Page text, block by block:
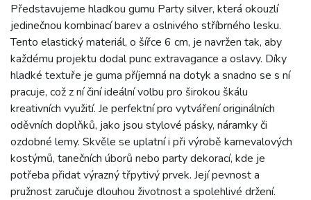
Představujeme hladkou gumu Party silver, která okouzlí
jedinečnou kombinací barev a oslnivého stříbrného lesku.
Tento elastický materiál, o šířce 6 cm, je navržen tak, aby
každému projektu dodal punc extravagance a oslavy. Díky
hladké textuře je guma příjemná na dotyk a snadno se s ní
pracuje, což z ní činí ideální volbu pro širokou škálu
kreativních využití. Je perfektní pro vytváření originálních
oděvních doplňků, jako jsou stylové pásky, náramky či
ozdobné lemy. Skvěle se uplatní i při výrobě karnevalových
kostýmů, tanečních úborů nebo party dekorací, kde je
potřeba přidat výrazný třpytivý prvek. Její pevnost a
pružnost zaručuje dlouhou životnost a spolehlivé držení.